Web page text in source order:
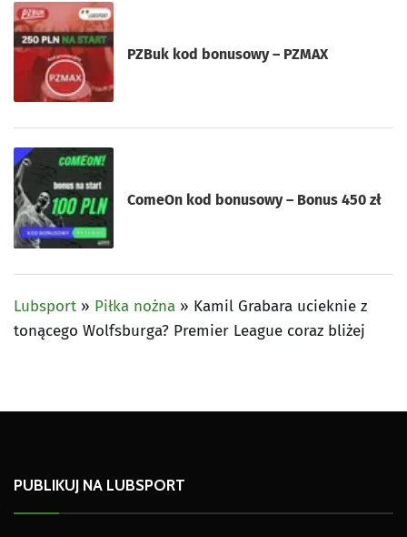
PZBuk kod bonusowy – PZMAX
ComeOn kod bonusowy – Bonus 450 zł
Lubsport » Piłka nożna » Kamil Grabara ucieknie z
tonącego Wolfsburga? Premier League coraz bliżej
PUBLIKUJ NA LUBSPORT